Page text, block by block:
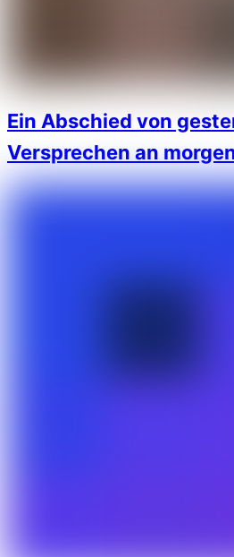
Ein Abschied von
Versprechen an